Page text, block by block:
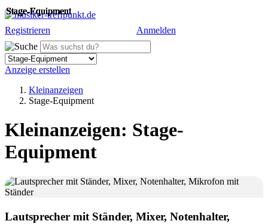
Registrieren Anmelden
Anzeige erstellen
Kleinanzeigen
Stage-Equipment
Kleinanzeigen: Stage-
Equipment
Stage-Equipment
Lautsprecher mit Ständer, Mixer, Notenhalter,
Stage-Equipment
Stage-Equipment
Stage-Equipment
Stage-Equipment
Stage-Equipment
Stage-Equipment
Stage-Equipment
Stage-Equipment
Stage-Equipment
Stage-Equipment